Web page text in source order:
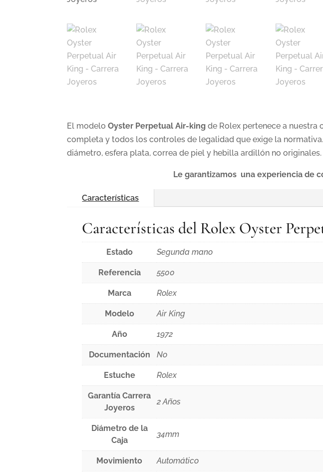
El modeloOyster Perpetual Air-kingde Rolex pertenece a
completa y todos los controles de legalidad que exige la
diámetro, esfera plata, correa de piel y hebilla ardillón no
Le garantizamos una experiencia de
Características
Características del Rolex Oyster
Estado Segunda mano
Referencia 5500
Marca Rolex
Modelo Air King
Año 1972
Documentación No
Estuche Rolex
Garantía Carrera
Joyeros
2 Años
Diámetro de la
Caja
34mm
Movimiento Automático